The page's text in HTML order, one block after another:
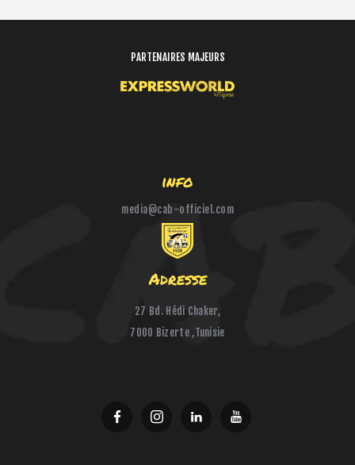
PARTENAIRES MAJEURS
info
media@cab-officiel.com
Adresse
27 Bd. Hédi Chaker,
7000 Bizerte ,Tunisie